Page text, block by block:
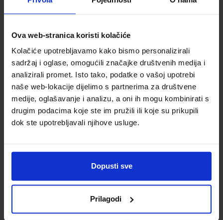
Ova web-stranica koristi kolačiće
Kolačiće upotrebljavamo kako bismo personalizirali
sadržaj i oglase, omogućili značajke društvenih medija i
analizirali promet. Isto tako, podatke o vašoj upotrebi
naše web-lokacije dijelimo s partnerima za društvene
medije, oglašavanje i analizu, a oni ih mogu kombinirati s
drugim podacima koje ste im pružili ili koje su prikupili
dok ste upotrebljavali njihove usluge.
Dopusti sve
Prilagodi
Omot PVC za školske
udžbenike; dimenzije
413x287; tip 239
0,85 €